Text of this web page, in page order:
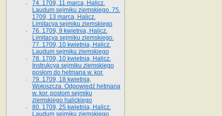
74. 1709, 11 marca, Halicz.
Laudum sejmiku ziemskiego. 75.
1709, 13 marca, Halicz.
Limitacya sejmiku ziemskiego
76. 1709, 9 kwietnia, Halicz.
Limitacya sejmiku ziemskiego.
77. 1709, 10 kwietnia, Halicz.
Laudum sejmiku ziemskiego
78. 1709, 10 kwietnia, Halicz.
Instrukcya sejmiku ziemskiego
posłom do hetmana w. kor.
79. 1709, 18 kwietnia,
Wołoszcza. Odpowiedź hetmana
w. kor. posłom sejmiku
ziemskiego halickiego
80. 1709, 25 kwietnia, Halicz.
Laudum sejmiku ziemskiego